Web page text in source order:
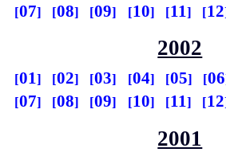
07
08 09 10 11 12
2002
01 02 03 04 05
06
07
08 09 10 11 12
2001